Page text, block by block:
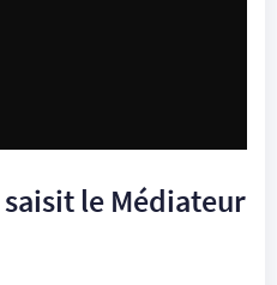
saisit le Médiateur